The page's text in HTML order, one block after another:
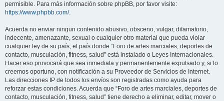
permisible. Para más información sobre phpBB, por favor visite:
https://www.phpbb.com/.
Acuerda no enviar ningun contenido abusivo, obsceno, vulgar, difamatorio,
indecente, amenazante, sexual o cualquier otro material que pueda violar
cualquier ley de su país, el país donde “Foro de artes marciales, deportes de
contacto, musculación, fitness, salud” está instalado o Leyes Internacionales.
Hacer eso provocará que sea inmediata y permanentemente expulsado y, si lo
creemos oportuno, con notificación a su Proveedor de Servicios de Internet.
Las direcciones IP de todos los envíos son registradas como ayuda para
reforzar estas condiciones. Acuerda que “Foro de artes marciales, deportes de
contacto, musculación, fitness, salud” tiene derecho a eliminar, editar, mover o